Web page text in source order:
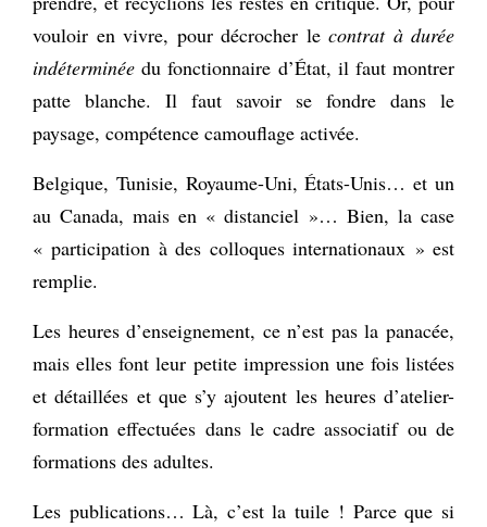
vouloir en vivre, pour décrocher le contrat à durée
indéterminée du fonctionnaire d’État, il faut montrer
patte blanche. Il faut savoir se fondre dans le
paysage, compétence camouflage activée.
Belgique, Tunisie, Royaume-Uni, États-Unis… et un
au Canada, mais en « distanciel »… Bien, la case
« participation à des colloques internationaux » est
remplie.
Les heures d’enseignement, ce n’est pas la panacée,
mais elles font leur petite impression une fois listées
et détaillées et que s’y ajoutent les heures d’atelier-
formation effectuées dans le cadre associatif ou de
formations des adultes.
Les publications… Là, c’est la tuile ! Parce que si